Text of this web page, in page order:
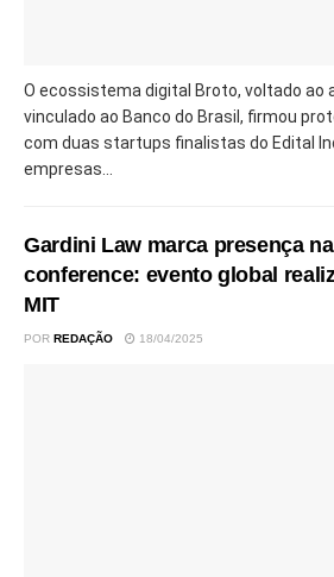
O ecossistema digital Broto, voltado ao
vinculado ao Banco do Brasil, firmou
com duas startups finalistas do Edital
empresas...
Gardini Law marca presença na
conference: evento global
MIT
POR REDAÇÃO 18/04/2025